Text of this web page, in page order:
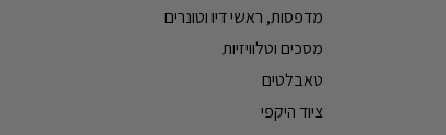
מדפסות, ראשי דיו וטונרים
מסכים וטלוויזיות
טאבלטים
ציוד היקפי